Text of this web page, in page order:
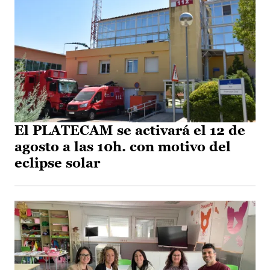
El PLATECAM se activará el 12 de
agosto a las 10h. con motivo del
eclipse solar